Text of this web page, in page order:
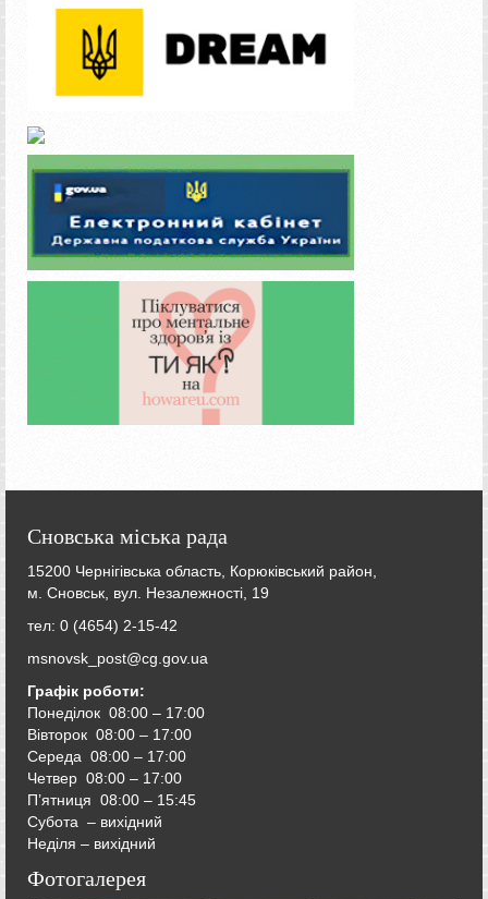
Сновська міська рада
15200 Чернігівська область, Корюківський район,
м. Сновськ, вул. Незалежності, 19
тел: 0 (4654) 2-15-42
msnovsk_post@cg.gov.ua
Графік роботи:
Понеділок 08:00 – 17:00
Вівторок 08:00 – 17:00
Середа 08:00 – 17:00
Четвер 08:00 – 17:00
П’ятниця 08:00 – 15:45
Субота – вихідний
Неділя – вихідний
Фотогалерея